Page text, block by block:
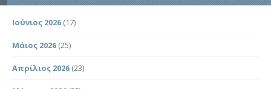
Ιούνιος 2026 (17)
Μάιος 2026 (25)
Απρίλιος 2026 (23)